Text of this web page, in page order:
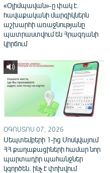
«Օլիմպավան»-ը փակ է.
հավաքականի մարզիկներն
աշխարհի առաջնությանը
պատրաստվում են Հրազդանի
կիրճում
ՕԳՈՍՏՈՍ 07, 2026
Սեպտեմբերի 1-ից Մոսկվայում
ՀՀ քաղաքացիների համար նոր
պարտադիր պահանջներ
կգործեն. ինչ է փոխվում